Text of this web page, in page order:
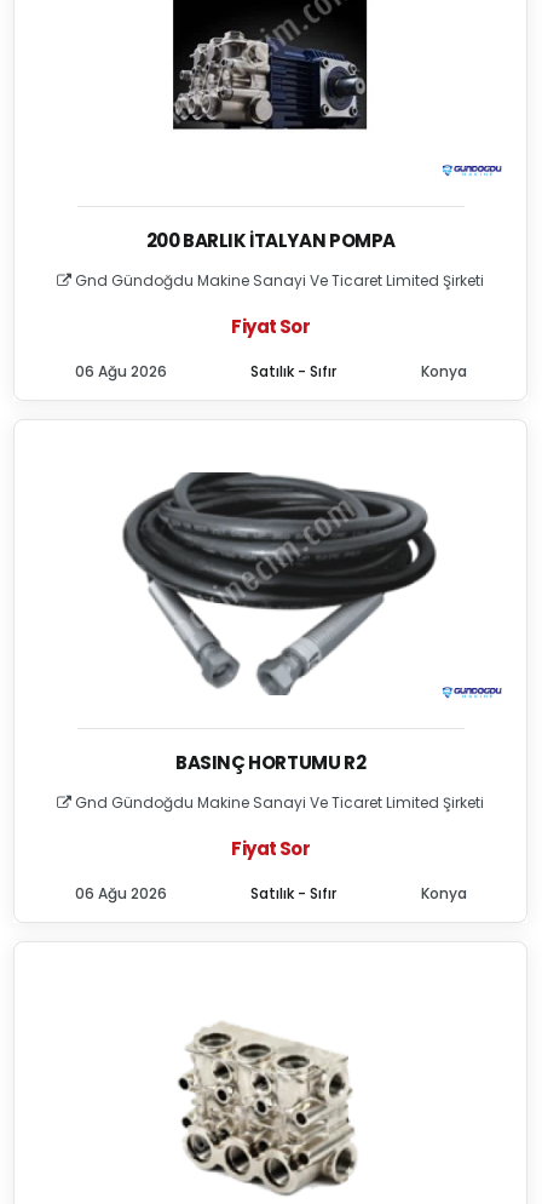
200 BARLIK İTALYAN POMPA
Gnd Gündoğdu Makine Sanayi Ve Ticaret Limited Şirketi
Fiyat Sor
Satılık - Sıfır
06 Ağu 2026 Konya
BASINÇ HORTUMU R2
Gnd Gündoğdu Makine Sanayi Ve Ticaret Limited Şirketi
Fiyat Sor
Satılık - Sıfır
06 Ağu 2026 Konya